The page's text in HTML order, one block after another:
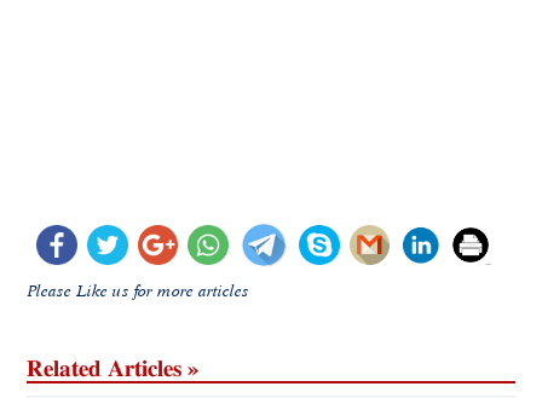
Please Like us for more articles
Related Articles »